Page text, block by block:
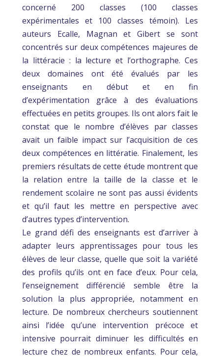
concerné 200 classes (100 classes
expérimentales et 100 classes témoin). Les
auteurs Ecalle, Magnan et Gibert se sont
concentrés sur deux compétences majeures de
la littéracie : la lecture et l’orthographe. Ces
deux domaines ont été évalués par les
enseignants en début et en fin
d’expérimentation grâce à des évaluations
effectuées en petits groupes. Ils ont alors fait le
constat que le nombre d’élèves par classes
avait un faible impact sur l’acquisition de ces
deux compétences en littératie. Finalement, les
premiers résultats de cette étude montrent que
la relation entre la taille de la classe et le
rendement scolaire ne sont pas aussi évidents
et qu’il faut les mettre en perspective avec
d’autres types d’intervention.
Le grand défi des enseignants est d’arriver à
adapter leurs apprentissages pour tous les
élèves de leur classe, quelle que soit la variété
des profils qu’ils ont en face d’eux. Pour cela,
l’enseignement différencié semble être la
solution la plus appropriée, notamment en
lecture. De nombreux chercheurs soutiennent
ainsi l’idée qu’une intervention précoce et
intensive pourrait diminuer les difficultés en
lecture chez de nombreux enfants. Pour cela,